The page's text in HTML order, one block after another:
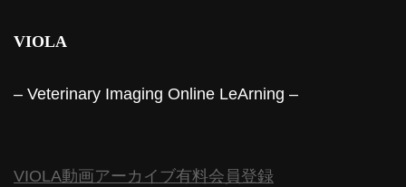
VIOLA
– Veterinary Imaging Online LeArning –
VIOLA動画アーカイブ有料会員登録